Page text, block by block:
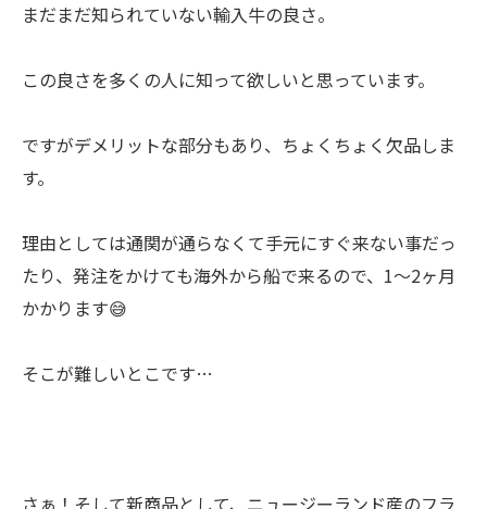
まだまだ知られていない輸入牛の良さ。
この良さを多くの人に知って欲しいと思っています。
ですがデメリットな部分もあり、ちょくちょく欠品しま
す。
理由としては通関が通らなくて手元にすぐ来ない事だっ
たり、発注をかけても海外から船で来るので、1〜2ヶ月
かかります😅
そこが難しいとこです…
さぁ！そして新商品として、ニュージーランド産のフラ